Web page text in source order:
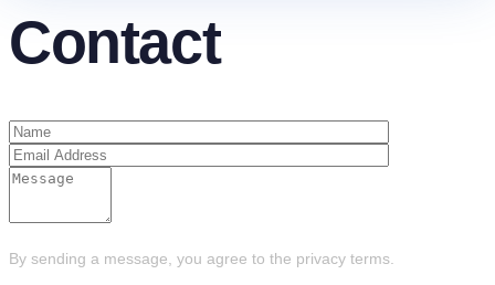
Contact
By sending a message, you agree to the privacy terms.